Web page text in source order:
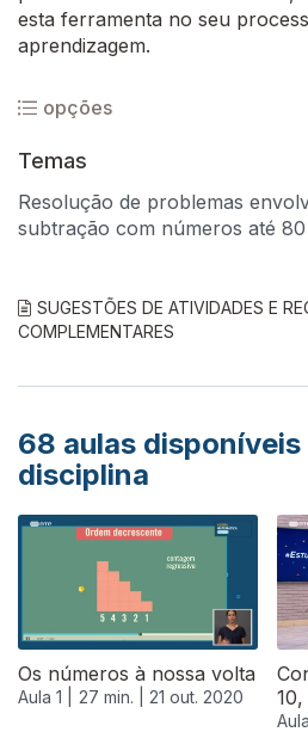
esta ferramenta no seu
aprendizagem.
opções
Temas
Resolução de problemas
subtração com números até 80
SUGESTÕES DE ATIVIDADES E
COMPLEMENTARES
68 aulas
disciplina
Os números à nossa volta
Aula 1 | 27 min. | 21 out. 2020